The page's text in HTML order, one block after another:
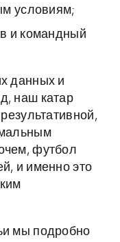
условиям;
и командный
данных и
наш катар
футбол
и именно это
мы подробно